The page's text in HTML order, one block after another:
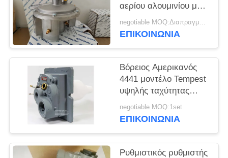
αερίου αλουμινίου με
χτισμένος στο φίλτρο
Ιταλία Giuliani Anello
negotiable MOQ:Διαπραγματεύσιμος
ΕΠΙΚΟΙΝΩΝΊΑ
Βόρειος Αμερικανός
4441 μοντέλο Tempest
υψηλής ταχύτητας
χαμηλού NOx
καυστήρα αερίου
negotiable MOQ:1set
ΕΠΙΚΟΙΝΩΝΊΑ
Ρυθμιστικός ρυθμιστής